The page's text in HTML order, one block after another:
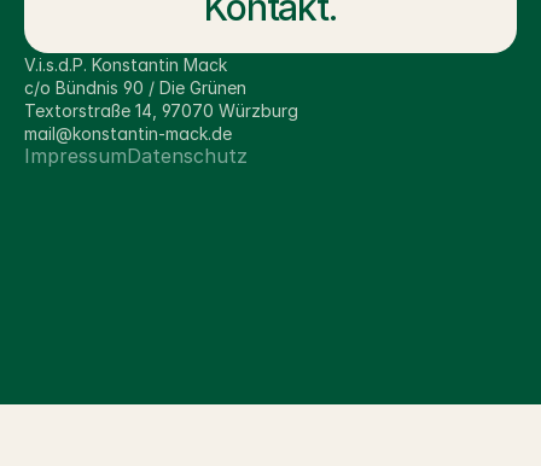
V.i.s.d.P. Konstantin Mack
c/o Bündnis 90 / Die Grünen
Textorstraße 14, 97070 Würzburg
mail@konstantin-mack.de
ImpressumDatenschutz